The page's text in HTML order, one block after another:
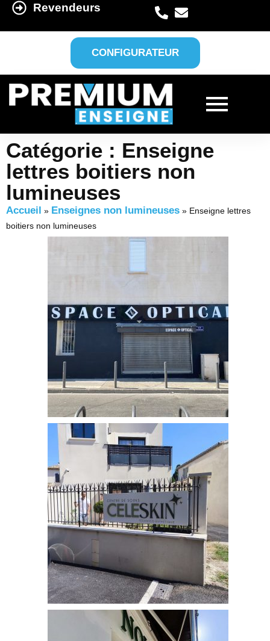
Revendeurs
CONFIGURATEUR
Catégorie : Enseigne
lettres boitiers non
lumineuses
Accueil » Enseignes non lumineuses » Enseigne lettres
boitiers non lumineuses